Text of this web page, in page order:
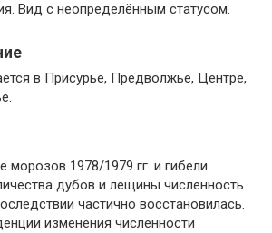
Вид с неопределённым статусом.
в Присурье, Предволжье, Центре,
морозов 1978/1979 гг. и гибели
дубов и лещины численность
частично восстановилась.
изменения численности